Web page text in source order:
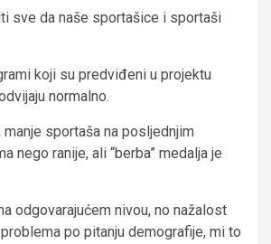
sve da naše sportašice i sportaši
koji su predviđeni u projektu
normalno.
manje sportaša na posljednjim
nego ranije, ali “berba” medalja je
odgovarajućem nivou, no nažalost
po pitanju demografije, mi to